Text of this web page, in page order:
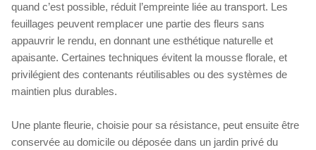
quand c’est possible, réduit l’empreinte liée au transport. Les
feuillages peuvent remplacer une partie des fleurs sans
appauvrir le rendu, en donnant une esthétique naturelle et
apaisante. Certaines techniques évitent la mousse florale, et
privilégient des contenants réutilisables ou des systèmes de
maintien plus durables.
Une plante fleurie, choisie pour sa résistance, peut ensuite être
conservée au domicile ou déposée dans un jardin privé du